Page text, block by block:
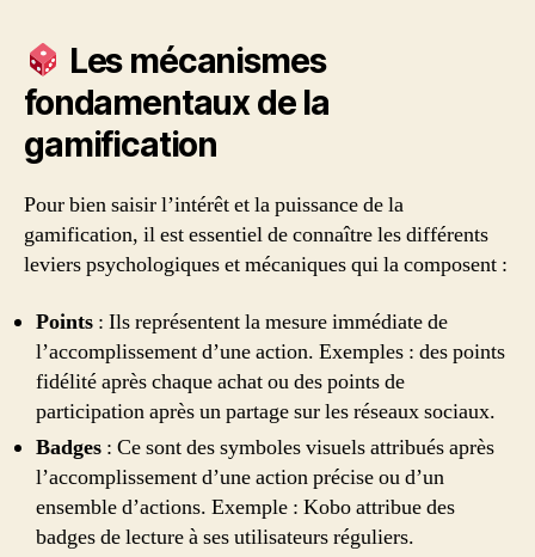
Les mécanismes
fondamentaux de la
gamification
Pour bien saisir l’intérêt et la puissance de la
gamification, il est essentiel de connaître les différents
leviers psychologiques et mécaniques qui la composent :
Points : Ils représentent la mesure immédiate de
l’accomplissement d’une action. Exemples : des points
fidélité après chaque achat ou des points de
participation après un partage sur les réseaux sociaux.
Badges : Ce sont des symboles visuels attribués après
l’accomplissement d’une action précise ou d’un
ensemble d’actions. Exemple : Kobo attribue des
badges de lecture à ses utilisateurs réguliers.